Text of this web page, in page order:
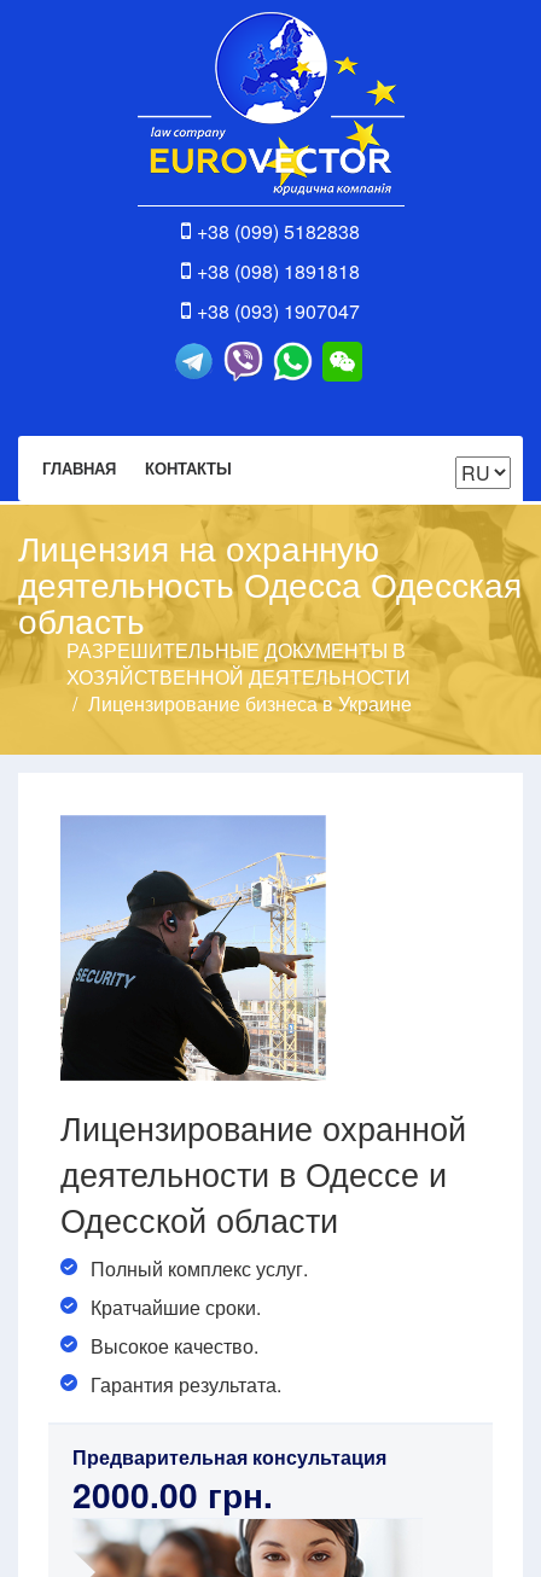
+38 (099) 5182838
+38 (098) 1891818
+38 (093) 1907047
ГЛАВНАЯ КОНТАКТЫ
Лицензия на охранную
деятельность Одесса Одесская
область
РАЗРЕШИТЕЛЬНЫЕ ДОКУМЕНТЫ В
ХОЗЯЙСТВЕННОЙ ДЕЯТЕЛЬНОСТИ
Лицензирование бизнеса в Украине
Лицензирование охранной
деятельности в Одессе и
Одесской области
Полный комплекс услуг.
Кратчайшие сроки.
Высокое качество.
Гарантия результата.
Предварительная консультация
2000.00 грн.